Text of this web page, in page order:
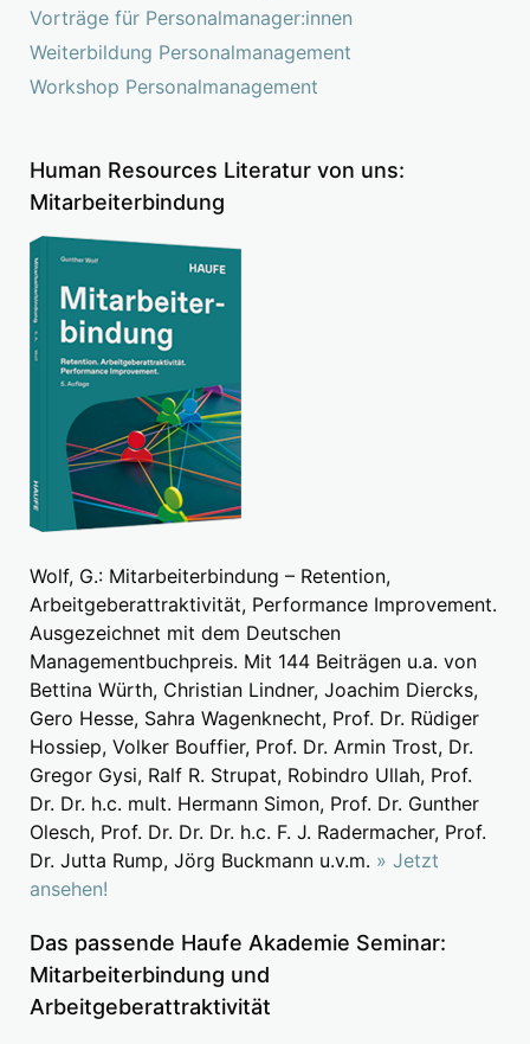
Vorträge für Personalmanager:innen
Weiterbildung Personalmanagement
Workshop Personalmanagement
Human Resources Literatur von uns:
Mitarbeiterbindung
Wolf, G.: Mitarbeiterbindung – Retention,
Arbeitgeberattraktivität, Performance Improvement.
Ausgezeichnet mit dem Deutschen
Managementbuchpreis. Mit 144 Beiträgen u.a. von
Bettina Würth, Christian Lindner, Joachim Diercks,
Gero Hesse, Sahra Wagenknecht, Prof. Dr. Rüdiger
Hossiep, Volker Bouffier, Prof. Dr. Armin Trost, Dr.
Gregor Gysi, Ralf R. Strupat, Robindro Ullah, Prof.
Dr. Dr. h.c. mult. Hermann Simon, Prof. Dr. Gunther
Olesch, Prof. Dr. Dr. Dr. h.c. F. J. Radermacher, Prof.
Dr. Jutta Rump, Jörg Buckmann u.v.m. » Jetzt
ansehen!
Das passende Haufe Akademie Seminar:
Mitarbeiterbindung und
Arbeitgeberattraktivität